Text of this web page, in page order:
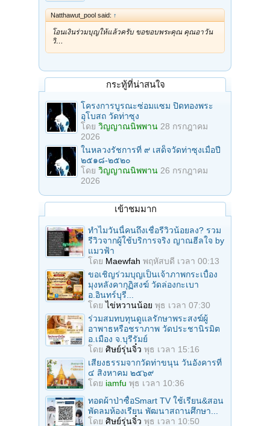
Natthawut_pool said: ↑
โอนเงินร่วมบุญให้แล้วครับ ขอขอบพระคุณ คุณอาวัน
วิ…
กระทู้ที่น่าสนใจ
โครงการบูรณะซ่อมแซม ปิดทองพระ
อุโบสถ วัดท่าซุง
โดย วิญญาณนิพพาน 28 กรกฎาคม
2026
ในหลวงรัชการที่ ๙ เสด็จวัดท่าซุงเมื่อปี
๒๕๑๘-๒๕๒๐
โดย วิญญาณนิพพาน 26 กรกฎาคม
2026
เข้าชมมาก
ทำไมวันนี้คนถึงเชื่อรีวิวน้อยลง? รวม
รีวิวจากผู้ใช้บริการจริง ญาณฮีลใจ by
แมวฟ้า
โดย Maewfah พฤหัสบดี เวลา 00:13
ขอเชิญร่วมบุญเป็นเจ้าภาพกระเบื้อง
มุงหลังคากุฏิสงฆ์ วัดล่องกะเบา
อ.อินทร์บุรี...
โดยไข่หวานน้อย พุธ เวลา 07:30
ร่วมสมทบทุนดูแลรักษาพระสงฆ์ผู้
อาพาธหรือชราภาพ วัดประชานิรมิต
อ.เมือง จ.บุรีรัมย์
โดย ศิษย์รุ่นจิ๋ว พุธ เวลา 15:16
เสียงธรรมจากวัดท่าขนุน วันอังคารที่
๔ สิงหาคม ๒๕๖๙
โดย iamfu พุธ เวลา 10:36
ทอดผ้าป่าซื้อSmart TV ใช้เรียน&สอน
พัดลมห้องเรียน พัฒนาสถานศึกษา...
โดย ศิษย์รุ่นจิ๋ว พุธ เวลา 10:50